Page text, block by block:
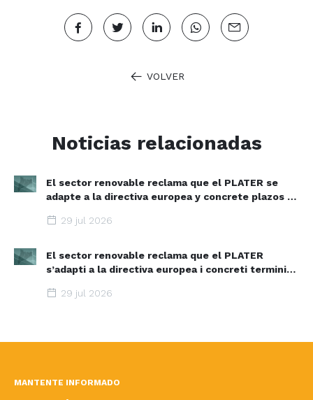
VOLVER
Noticias relacionadas
El sector renovable reclama que el PLATER se
adapte a la directiva europea y concrete plazos y
29 jul 2026
El sector renovable reclama que el PLATER
s’adapti a la directiva europea i concreti terminis i
29 jul 2026
MANTENTE INFORMADO